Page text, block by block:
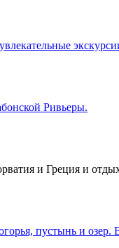
Ривьеры.
и Греция и
пустынь и